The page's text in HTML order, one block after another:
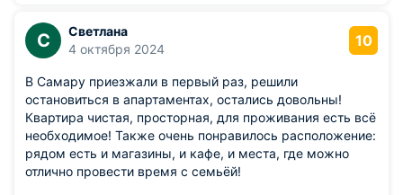
С
Светлана
4 октября 2024
10
В Самару приезжали в первый раз, решили
остановиться в апартаментах, остались довольны!
Квартира чистая, просторная, для проживания есть всё
необходимое! Также очень понравилось расположение:
рядом есть и магазины, и кафе, и места, где можно
отлично провести время с семьёй!